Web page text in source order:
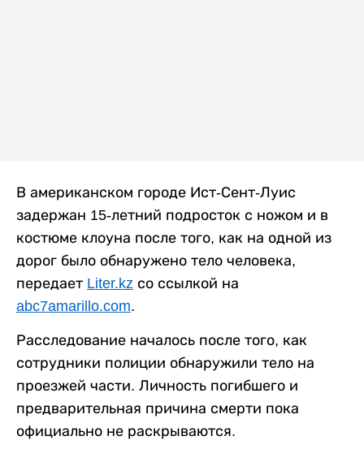
В американском городе Ист-Сент-Луис
задержан 15-летний подросток с ножом и в
костюме клоуна после того, как на одной из
дорог было обнаружено тело человека,
передает Liter.kz со ссылкой на
abc7amarillo.com.
Расследование началось после того, как
сотрудники полиции обнаружили тело на
проезжей части. Личность погибшего и
предварительная причина смерти пока
официально не раскрываются.